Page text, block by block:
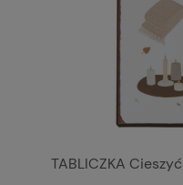
TABLICZKA